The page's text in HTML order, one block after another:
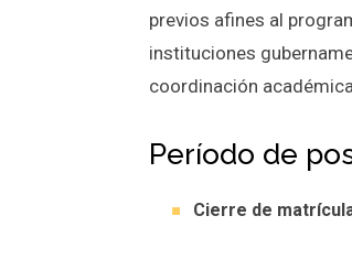
previos afines al
instituciones
coordinación
Período de
Cierre de